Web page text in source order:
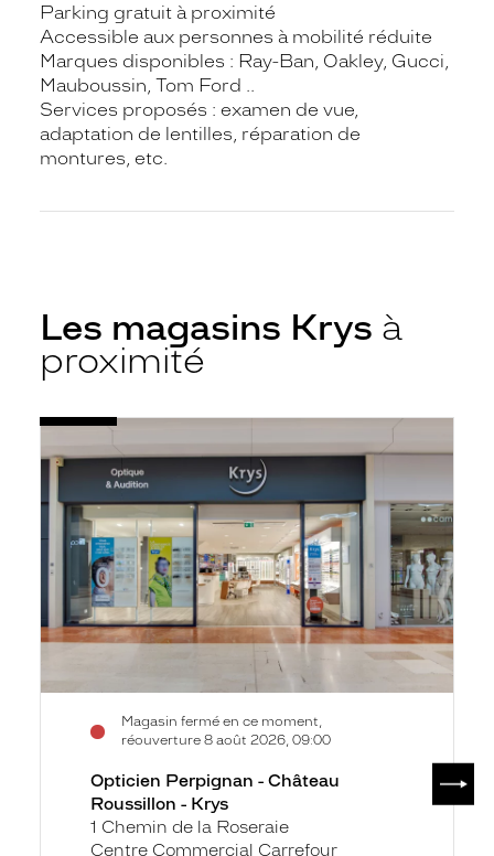
Parking gratuit à proximité
Accessible aux personnes à mobilité réduite
Marques disponibles : Ray-Ban, Oakley, Gucci,
Mauboussin, Tom Ford ..
Services proposés : examen de vue,
adaptation de lentilles, réparation de
montures, etc.
Les magasins Krys à
proximité
Opticien
Perpignan
Château
Roussillon
Krys
Magasin fermé en ce moment,
réouverture 8 août 2026, 09:00
Voir
la
fiche
Opticien Perpignan - Château
Roussillon - Krys
1 Chemin de la Roseraie
Centre Commercial Carrefour